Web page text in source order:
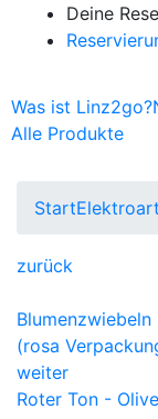
Deine
Was ist Linz2go?
Alle Produkte
Start
zurück
(rosa
weiter
Roter Ton -